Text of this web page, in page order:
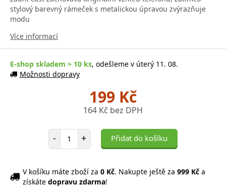
stylový barevný rámeček s metalickou úpravou zvýrazňuje
modu
Více informací
E-shop skladem > 10 ks, odešleme v úterý 11. 08.
Možnosti dopravy
199 Kč
164 Kč bez DPH
- Počet položek
+ Přidat do košíku
V košíku máte zboží za 0 Kč. Nakupte ještě za 999 Kč a
získáte dopravu zdarma!